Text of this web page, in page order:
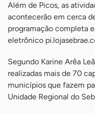
Além de Picos, as
acontecerão em cerca
programação completa
eletrônico
Segundo Karine Arêa
realizadas mais de 70
municípios que fazem
Unidade Regional do